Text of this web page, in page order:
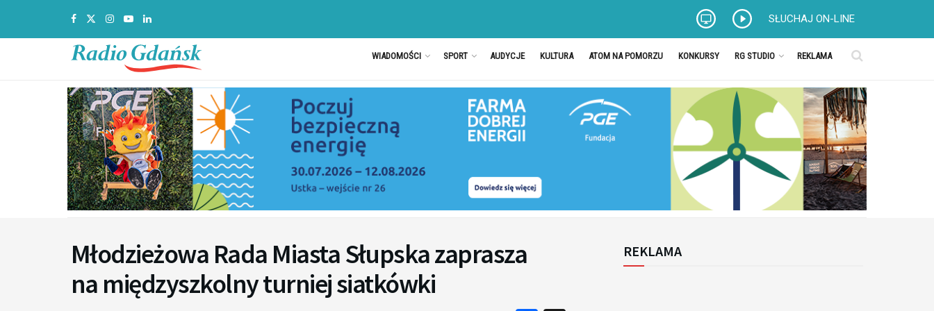
SŁUCHAJ ON-LINE
WIADOMOŚCI SPORT AUDYCJE KULTURA ATOM NA POMORZU KONKURSY RG STUDIO REKLAMA
Młodzieżowa Rada Miasta Słupska zaprasza
na międzyszkolny turniej siatkówki
REKLAMA